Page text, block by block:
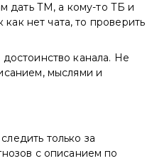
дать ТМ, а кому-то ТБ и
как нет чата, то проверить
канала. Не
мыслями и
только за
с описанием по